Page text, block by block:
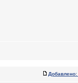
Добавлено: